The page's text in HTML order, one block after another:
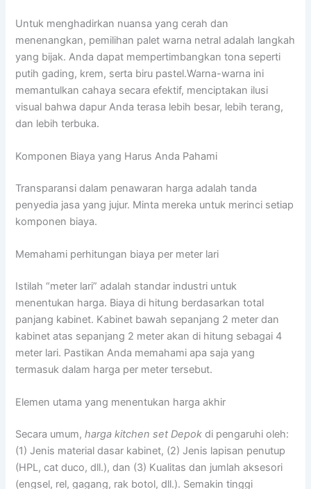
Untuk menghadirkan nuansa yang cerah dan
menenangkan, pemilihan palet warna netral adalah langkah
yang bijak. Anda dapat mempertimbangkan tona seperti
putih gading, krem, serta biru pastel.Warna-warna ini
memantulkan cahaya secara efektif, menciptakan ilusi
visual bahwa dapur Anda terasa lebih besar, lebih terang,
dan lebih terbuka.
Komponen Biaya yang Harus Anda Pahami
Transparansi dalam penawaran harga adalah tanda
penyedia jasa yang jujur. Minta mereka untuk merinci setiap
komponen biaya.
Memahami perhitungan biaya per meter lari
Istilah “meter lari” adalah standar industri untuk
menentukan harga. Biaya di hitung berdasarkan total
panjang kabinet. Kabinet bawah sepanjang 2 meter dan
kabinet atas sepanjang 2 meter akan di hitung sebagai 4
meter lari. Pastikan Anda memahami apa saja yang
termasuk dalam harga per meter tersebut.
Elemen utama yang menentukan harga akhir
Secara umum,harga kitchen set Depok di pengaruhi oleh:
(1) Jenis material dasar kabinet, (2) Jenis lapisan penutup
(HPL, cat duco, dll.), dan (3) Kualitas dan jumlah aksesori
(engsel, rel, gagang, rak botol, dll.). Semakin tinggi